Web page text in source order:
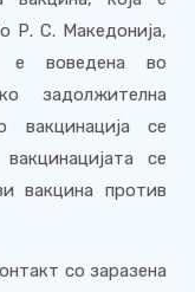
Р. С. Македонија,
е воведена во
задолжителна
вакцинација се
се
вакцина против
со заразена